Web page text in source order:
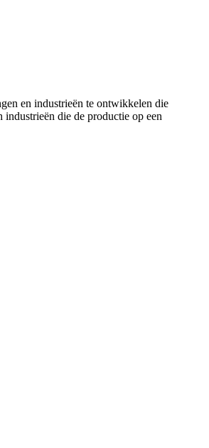
en industrieën te ontwikkelen die
die de productie op een